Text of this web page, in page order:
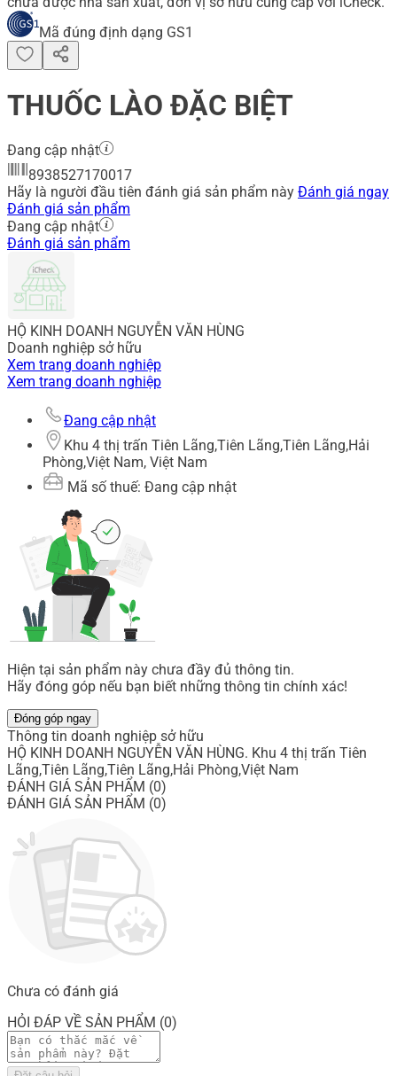
Mã đúng định dạng GS1
THUỐC LÀO ĐẶC BIỆT
Đang cập nhật
8938527170017
Hãy là người đầu tiên đánh giá sản phẩm này Đánh giá ngay
Đánh giá sản phẩm
Đang cập nhật
Đánh giá sản phẩm
HỘ KINH DOANH NGUYỄN VĂN HÙNG
Doanh nghiệp sở hữu
Xem trang doanh nghiệp
Xem trang doanh nghiệp
Đang cập nhật
Khu 4 thị trấn Tiên Lãng,Tiên Lãng,Tiên Lãng,Hải
Phòng,Việt Nam, Việt Nam
Mã số thuế: Đang cập nhật
Hiện tại sản phẩm này chưa đầy đủ thông tin.
Hãy đóng góp nếu bạn biết những thông tin chính xác!
Đóng góp ngay
Thông tin doanh nghiệp sở hữu
HỘ KINH DOANH NGUYỄN VĂN HÙNG. Khu 4 thị trấn Tiên
Lãng,Tiên Lãng,Tiên Lãng,Hải Phòng,Việt Nam
ĐÁNH GIÁ SẢN PHẨM (0)
ĐÁNH GIÁ SẢN PHẨM (0)
Chưa có đánh giá
HỎI ĐÁP VỀ SẢN PHẨM (0)